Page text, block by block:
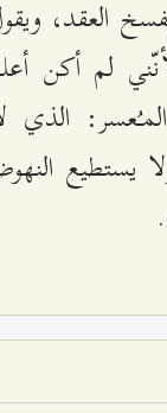
العقد،
لم أكن
الذي
يستطيع